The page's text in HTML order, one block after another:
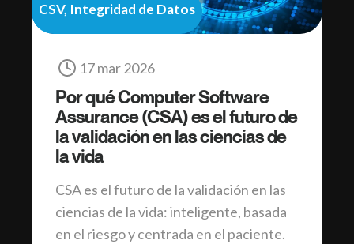
CSV, Integridad de Datos
17 mar 2026
Por qué Computer Software
Assurance (CSA) es el futuro de
la validación en las ciencias de
la vida
CSA es el futuro de la validación en las
ciencias de la vida: inteligente, basada
en el riesgo y centrada en el paciente.